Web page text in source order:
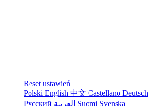
Reset ustawień
Polski English 中文 Castellano Deutsch
Русский
Suomi Svenska